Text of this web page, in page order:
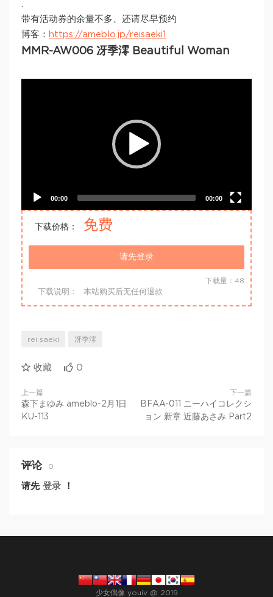
.
带有活动券的余量不多、还请尽早预约
博客： https://ameblo.jp/reisaeki1
MMR-AW006 冴季澪 Beautiful Woman
00:00 00:00
下载价格： 免费
请先登录
下载量：48
下载说明： 本站购买后无任何退款
rei saeki 冴季澪
收藏 0
上一篇
森下まゆみ ameblo-2月1日
KU-113
下一篇
BFAA-011 ニーハイコレクシ
ョン 新章 近藤あさみ Part2
评论 0
请先 登录 ！
少女偶像 youiv @ 2019